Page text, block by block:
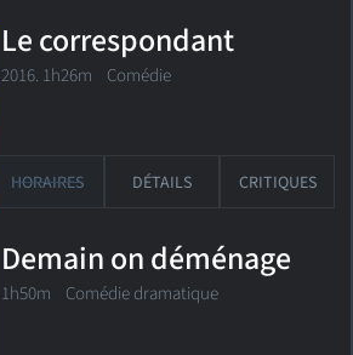
Le correspondant
2016. 1h26m Comédie
HORAIRES DÉTAILS CRITIQUES
Demain on déménage
1h50m Comédie dramatique